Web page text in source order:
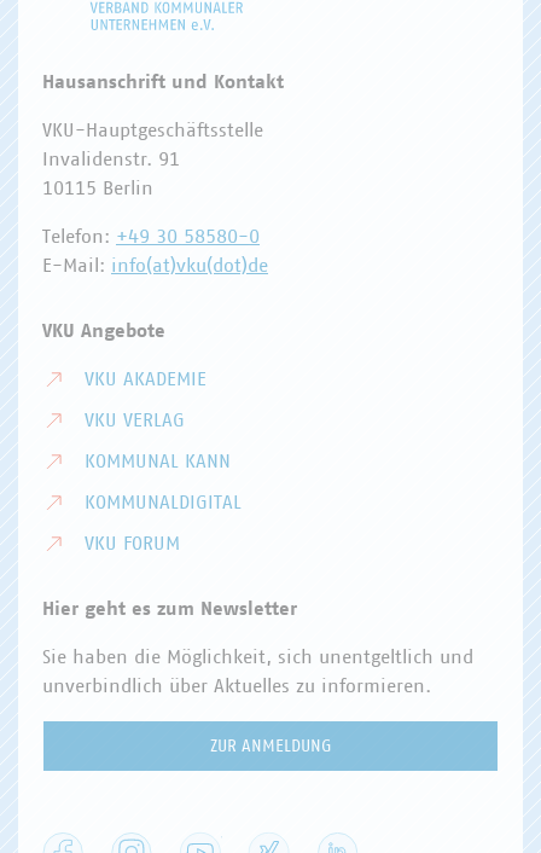
Hausanschrift und Kontakt
VKU-Hauptgeschäftsstelle
Invalidenstr. 91
10115 Berlin
Telefon: +49 30 58580-0
E-Mail: info(at)vku(dot)de
VKU Angebote
VKU AKADEMIE
VKU VERLAG
KOMMUNAL KANN
KOMMUNALDIGITAL
VKU FORUM
Hier geht es zum Newsletter
Sie haben die Möglichkeit, sich unentgeltlich und
unverbindlich über Aktuelles zu informieren.
ZUR ANMELDUNG
Facebook Instagram YouTube